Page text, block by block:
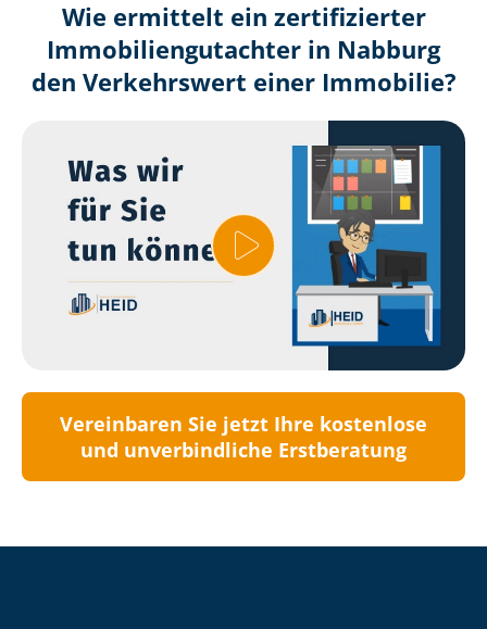
Wie ermittelt ein zertifizierter
Immobilien­gutachter in Nabburg
den Verkehrswert einer Immobilie?
Vereinbaren Sie jetzt Ihre kostenlose
und unverbindliche Erstberatung